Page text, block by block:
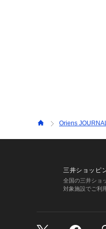
Oriens
三井ショッピ
全国の三井ショ
対象施設でご利